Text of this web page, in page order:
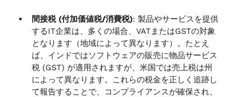
間接税 (付加価値税/消費税): 製品やサービスを提供
するIT企業は、多くの場合、VATまたはGSTの対象
となります（地域によって異なります）。たとえ
ば、インドではソフトウェアの販売に物品サービス
税 (GST) が適用されますが、米国では売上税は州
によって異なります。これらの税金を正しく追跡し
て報告することで、コンプライアンスが確保され、